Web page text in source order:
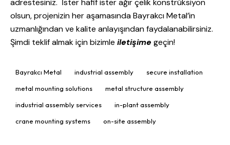
adrestesiniz. İster hafif ister ağır çelik konstrüksiyon
olsun, projenizin her aşamasında Bayrakcı Metal’in
uzmanlığından ve kalite anlayışından faydalanabilirsiniz.
Şimdi teklif almak için bizimle iletişime geçin!
Bayrakcı Metal industrial assembly secure installation
metal mounting solutions metal structure assembly
industrial assembly services in-plant assembly
crane mounting systems on-site assembly